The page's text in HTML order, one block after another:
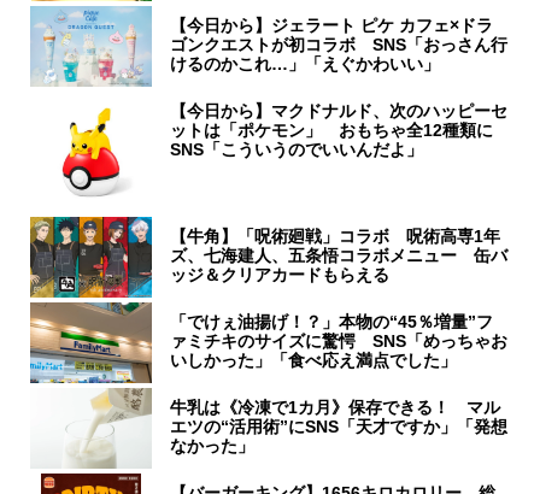
【今日から】ジェラート ピケ カフェ×ドラ
ゴンクエストが初コラボ SNS「おっさん行
けるのかこれ…」「えぐかわいい」
【今日から】マクドナルド、次のハッピーセ
ットは「ポケモン」 おもちゃ全12種類に
SNS「こういうのでいいんだよ」
【牛角】「呪術廻戦」コラボ 呪術高専1年
ズ、七海建人、五条悟コラボメニュー 缶バ
ッジ＆クリアカードもらえる
「でけぇ油揚げ！？」本物の“45％増量”フ
ァミチキのサイズに驚愕 SNS「めっちゃお
いしかった」「食べ応え満点でした」
牛乳は《冷凍で1カ月》保存できる！ マル
エツの“活用術”にSNS「天才ですか」「発想
なかった」